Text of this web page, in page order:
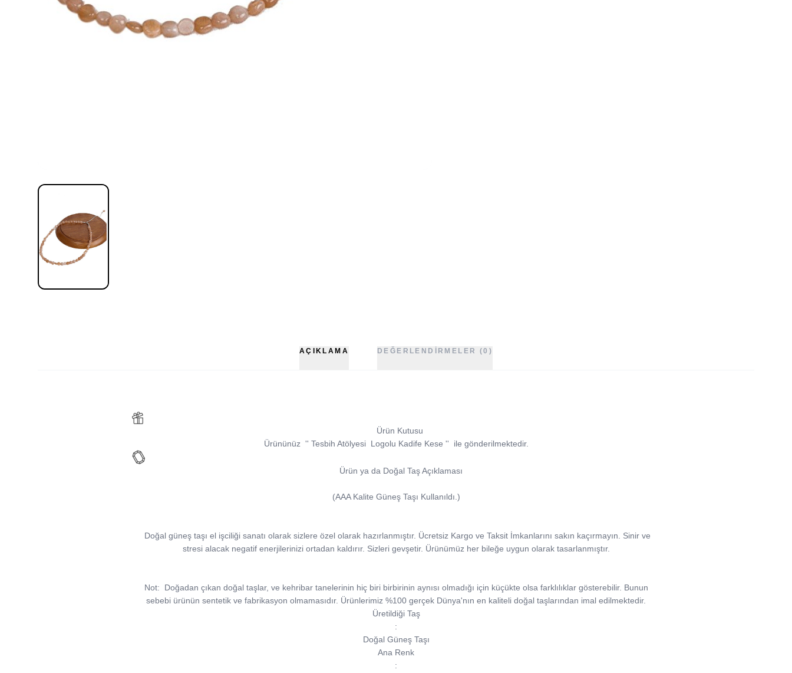
AÇIKLAMA DEĞERLENDIRMELER (0)
Ürün Kutusu
Ürününüz '' Tesbih AtölyesiLogolu Kadife Kese '' ile gönderilmektedir.
Ürün ya da Doğal Taş Açıklaması
(AAA Kalite Güneş Taşı Kullanıldı.)
Doğal güneş taşı el işciliği sanatı olarak sizlere özel olarak hazırlanmıştır. Ücretsiz Kargo ve Taksit İmkanlarını sakın kaçırmayın. Sinir ve
stresi alacak negatif enerjilerinizi ortadan kaldırır. Sizleri gevşetir. Ürünümüz her bileğe uygun olarak tasarlanmıştır.
Not: Doğadan çıkan doğal taşlar, ve kehribar tanelerinin hiç biri birbirinin aynısı olmadığı için küçükte olsa farklılıklar gösterebilir. Bunun
sebebi ürünün sentetik ve fabrikasyon olmamasıdır. Ürünlerimiz %100 gerçek Dünya'nın en kaliteli doğal taşlarından imal edilmektedir.
Üretildiği Taş
:
Doğal Güneş Taşı
Ana Renk
: